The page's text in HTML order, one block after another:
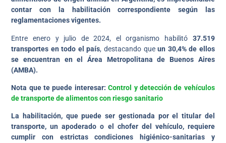
contar con la habilitación correspondiente según las
reglamentaciones vigentes.
Entre enero y julio de 2024, el organismo habilitó 37.519
transportes en todo el país, destacando queun 30,4% de ellos
se encuentran en el Área Metropolitana de Buenos Aires
(AMBA).
Nota que te puede interesar:Control y detección de vehículos
de transporte de alimentos con riesgo sanitario
La habilitación, que puede ser gestionada por el titular del
transporte, un apoderado o el chofer del vehículo, requiere
cumplir con estrictas condiciones higiénico-sanitarias y